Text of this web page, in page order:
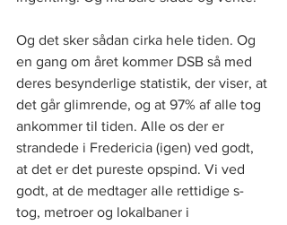
Og det sker sådan cirka hele tiden. Og
en gang om året kommer DSB så med
deres besynderlige statistik, der viser, at
det går glimrende, og at 97% af alle tog
ankommer til tiden. Alle os der er
strandede i Fredericia (igen) ved godt,
at det er det pureste opspind. Vi ved
godt, at de medtager alle rettidige s-
tog, metroer og lokalbaner i